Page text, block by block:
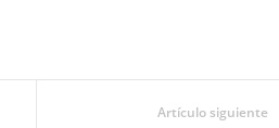
Artículo siguiente